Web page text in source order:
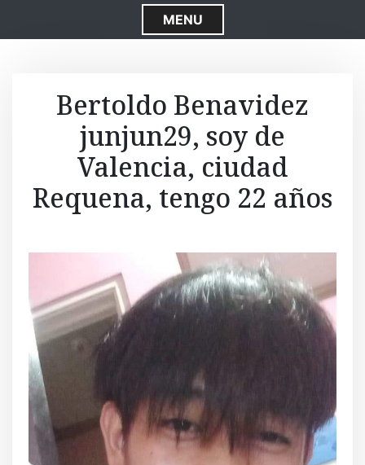
S
k
o
c
o
n
e
MENU
Bertoldo Benavidez
junjun29, soy de
Valencia, ciudad
Requena, tengo 22 años